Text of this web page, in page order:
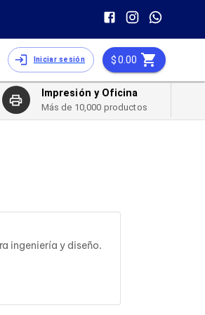
Iniciar sesión 0.00
Impresión y Oficina
Más de 10,000 productos
ingeniería y diseño.